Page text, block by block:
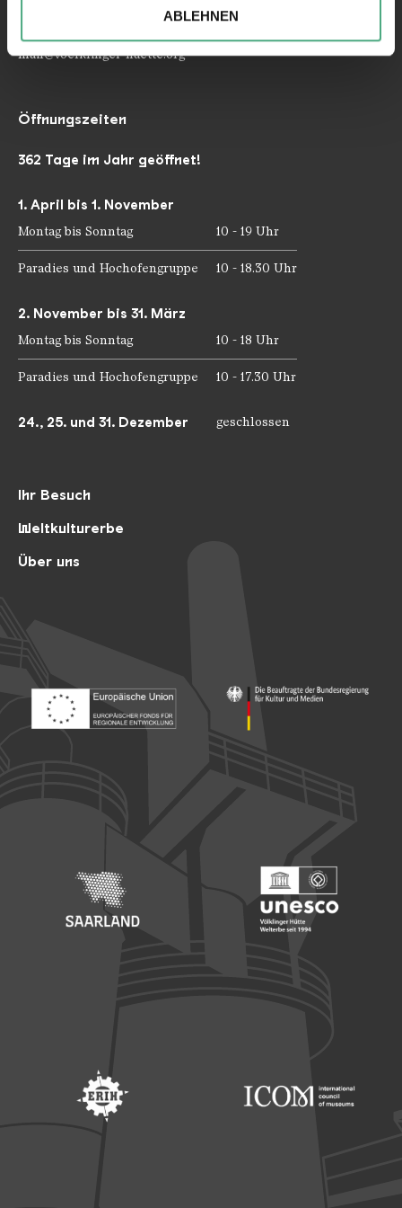
Partner führen diese Informationen möglicherweise mit
weiteren Daten zusammen, die Sie ihnen bereitgestellt
ABLEHNEN
Telefon: +49 6898 9100 100
mail@voelklinger-huette.org
Ihr Besuch
Weltkulturerbe
Über uns
Öffnungszeiten
362 Tage im Jahr geöffnet!
1. April bis 1. November
Montag bis Sonntag 10 - 19 Uhr
Paradies und Hochofengruppe 10 - 18.30 Uhr
2. November bis 31. März
Montag bis Sonntag 10 - 18 Uhr
Paradies und Hochofengruppe 10 - 17.30 Uhr
24., 25. und 31. Dezember geschlossen